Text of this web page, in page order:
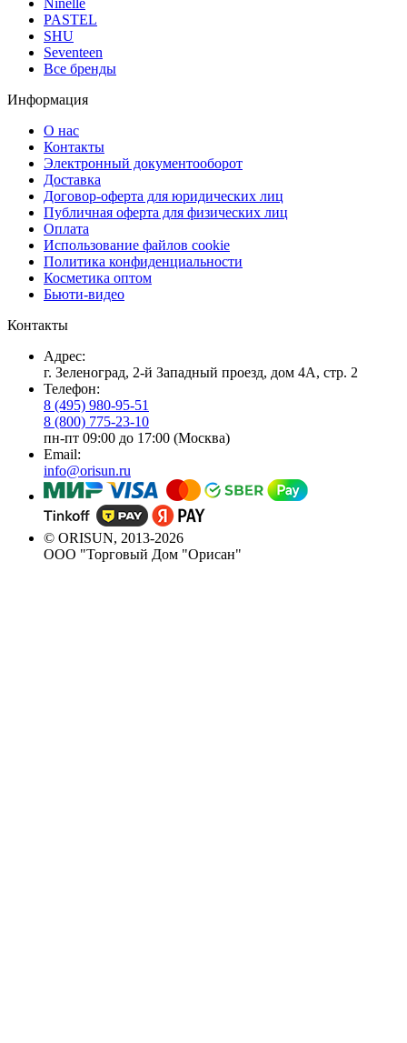
PASTEL
SHU
Seventeen
Все бренды
Информация
О нас
Контакты
Электронный документооборот
Доставка
Договор-оферта для юридических лиц
Публичная оферта для физических лиц
Оплата
Использование файлов cookie
Политика конфиденциальности
Косметика оптом
Бьюти-видео
Контакты
Адрес:
г. Зеленоград, 2-й Западный проезд, дом 4А, стр. 2
Телефон:
8 (495) 980-95-51
8 (800) 775-23-10
пн-пт 09:00 до 17:00 (Москва)
Email:
info@orisun.ru
© ORISUN, 2013-2026
ООО "Торговый Дом "Орисан"